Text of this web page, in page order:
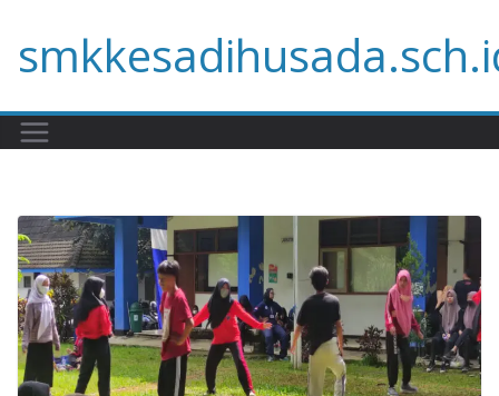
content